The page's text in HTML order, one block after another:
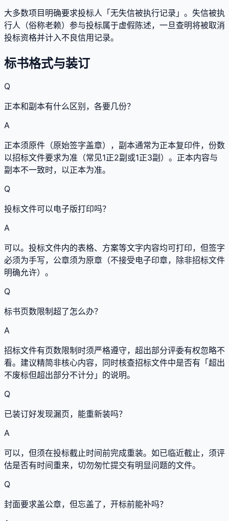
大多数项目明确要求投标人「无失信被执行记录」。失信被执
行人（俗称老赖）参与投标属于虚假陈述，一旦查明将被取消
投标资格并计入不良信用记录。
标书格式与装订
Q
正本和副本有什么区别，各要几份？
A
正本须原件（原始签字盖章），副本通常为正本复印件，份数
以招标文件要求为准（常见1正2副或1正3副）。正本内容与
副本不一致时，以正本为准。
Q
投标文件可以电子版打印吗？
A
可以。投标文件内的表格、方案等文字内容均可打印，但签字
必须为手写，公章须为原章（不接受电子印章，除非招标文件
明确允许）。
Q
标书页数限制超了怎么办？
A
招标文件有页数限制时须严格遵守，超出部分评委有权忽略不
看。建议精简非核心内容，同时核查招标文件中是否有「超出
不废标但超出部分不计分」的说明。
Q
已装订好发现漏页，能重新装吗？
A
可以，但须在投标截止时间前完成重装。如已临近截止，须评
估是否有时间重来，切勿匆忙提交有明显问题的文件。
Q
封面要求盖公章，但忘盖了，开标前能补吗？